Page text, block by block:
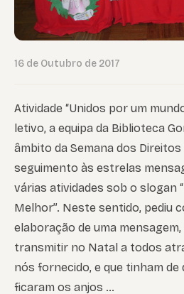
16 de Outubro de 2017
Atividade “Unidos por um
letivo, a equipa da Biblioteca
âmbito da Semana dos Direitos
seguimento às estrelas
várias atividades sob o slogan
Melhor”. Neste sentido, pediu
elaboração de uma
transmitir no Natal a todos
nós fornecido, e que tinham de
ficaram os anjos …